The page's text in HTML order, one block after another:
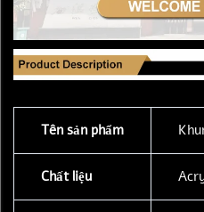
Tên sản phẩm
Chất liệu